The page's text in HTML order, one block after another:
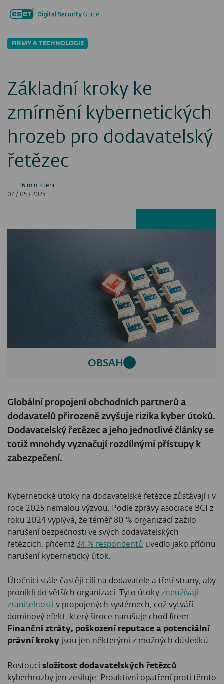
FIRMY A TECHNOLOGIE
Základní kroky ke
zmírnění kybernetických
hrozeb pro dodavatelský
řetězec
16 min. čtení
07 / 05 / 2025
OBSAH
Globální propojení obchodních partnerů a
dodavatelů přirozeně zvyšuje rizika kyber útoků.
Dodavatelský řetězec a jeho jednotlivé články se
totiž mnohdy vyznačují rozdílnými přístupy k
zabezpečení.
Kybernetické útoky na dodavatelské řetězce zůstávají i v
roce 2025 nemalou výzvou. Podle zprávy asociace BCI z
roku 2024 vyplývá, že téměř 80 % organizací zažilo
narušení bezpečnosti ve svých dodavatelských
řetězcích, přičemž 34 % respondentů uvedlo jako příčinu
narušení kybernetický útok.
Útočníci stále častěji cílí na dodavatele a třetí strany, aby
pronikli do větších organizací. Tyto útoky zneužívají
zranitelnosti v propojených systémech, což vytváří
dominový efekt, který široce narušuje chod firem.
Finanční ztráty, poškození reputace a potenciální
právní kroky jsou jen některými z možných důsledků.
Rostoucí složitost dodavatelských řetězců
kyberhrozby jen zesiluje. Proaktivní opatření proti těmto